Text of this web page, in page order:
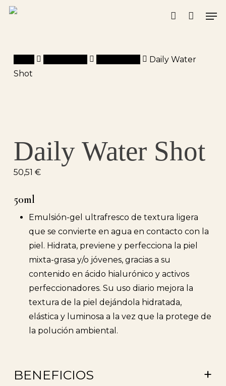
Skip
account
Daily Water
Shot
Daily Water Shot
50,51 €
50ml
Emulsión-gel ultrafresco de textura ligera
que se convierte en agua en contacto con la
piel. Hidrata, previene y perfecciona la piel
mixta-grasa y/o jóvenes, gracias a su
contenido en ácido hialurónico y activos
perfeccionadores. Su uso diario mejora la
textura de la piel dejándola hidratada,
elástica y luminosa a la vez que la protege de
la polución ambiental.
BENEFICIOS +